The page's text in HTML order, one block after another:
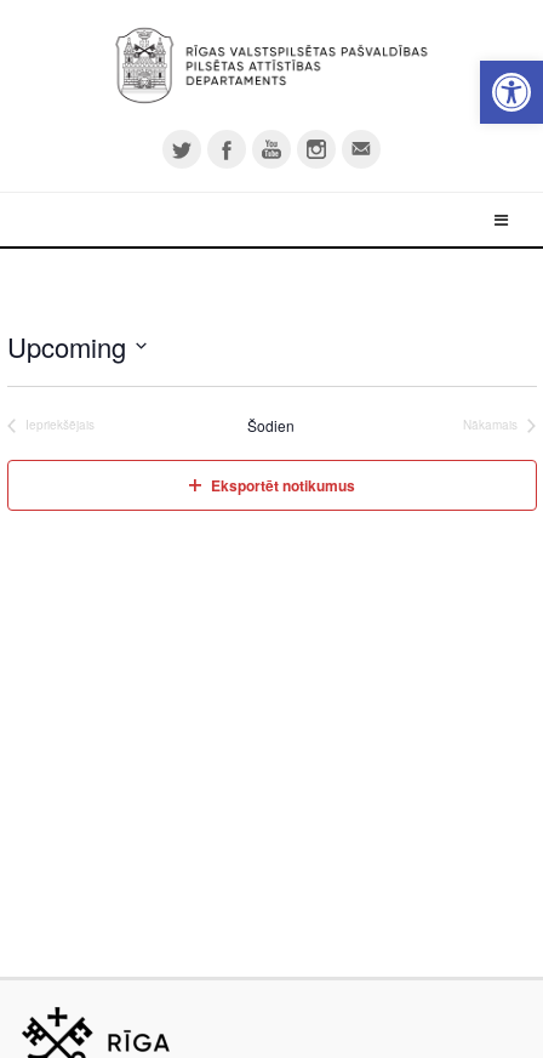
Upcoming
Iepriekšējais Šodien Nākamais
Eksportēt notikumus